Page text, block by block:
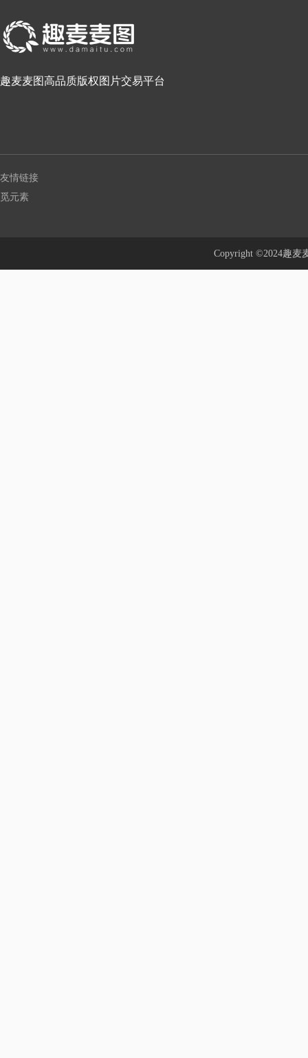
趣麦麦图高品质版权图片交易平台
友情链接
觅元素
Copyright ©2024趣